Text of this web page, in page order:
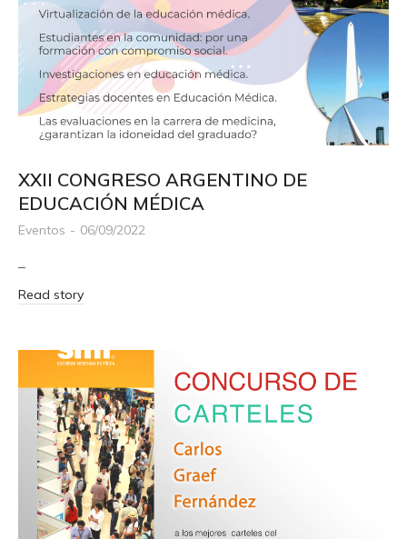
XXII CONGRESO ARGENTINO DE
EDUCACIÓN MÉDICA
Eventos 06/09/2022
–
Read story